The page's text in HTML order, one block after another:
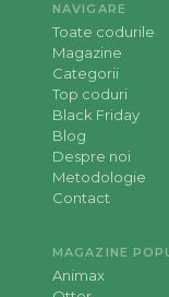
NAVIGARE
Toate codurile
Magazine
Categorii
Top coduri
Black Friday
Blog
Despre noi
Metodologie
Contact
MAGAZINE
Animax